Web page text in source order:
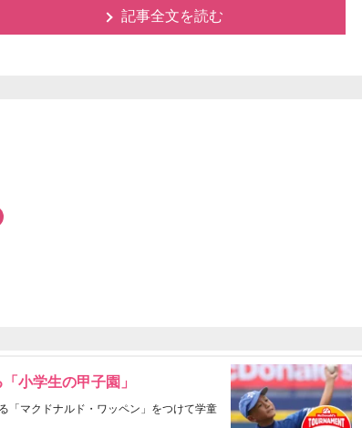
記事全文を読む
小学生の甲子園」
「マクドナルド・ワッペン」をつけて学童